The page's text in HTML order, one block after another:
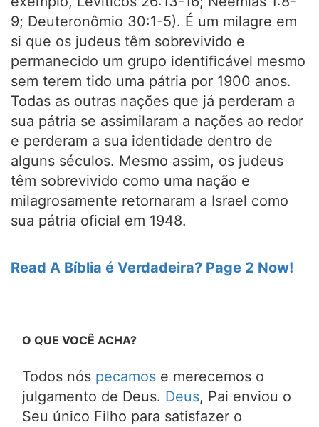
9; Deuteronômio 30:1-5). É um milagre em
si que os judeus têm sobrevivido e
permanecido um grupo identificável mesmo
sem terem tido uma pátria por 1900 anos.
Todas as outras nações que já perderam a
sua pátria se assimilaram a nações ao redor
e perderam a sua identidade dentro de
alguns séculos. Mesmo assim, os judeus
têm sobrevivido como uma nação e
milagrosamente retornaram a Israel como
sua pátria oficial em 1948.
Read A Bíblia é Verdadeira? Page 2 Now!
O QUE VOCÊ ACHA?
Todos nós pecamos e merecemos o
julgamento de Deus. Deus, Pai enviou o
Seu único Filho para satisfazer o